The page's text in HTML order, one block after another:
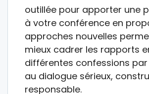
outillée pour apporter une
à votre conférence en
approches nouvelles
mieux cadrer les rapports
différentes confessions
au dialogue sérieux,
responsable.